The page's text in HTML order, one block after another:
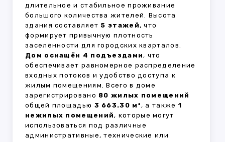
длительное и стабильное проживание
большого количества жителей. Высота
здания составляет 5 этажей, что
формирует привычную плотность
заселённости для городских кварталов.
Дом оснащён 4 подъездами, что
обеспечивает равномерное распределение
входных потоков и удобство доступа к
жилым помещениям. Всего в доме
зарегистрировано 80 жилых помещений
общей площадью 3 663.30 м², а также 1
нежилых помещений, которые могут
использоваться под различные
административные, технические или